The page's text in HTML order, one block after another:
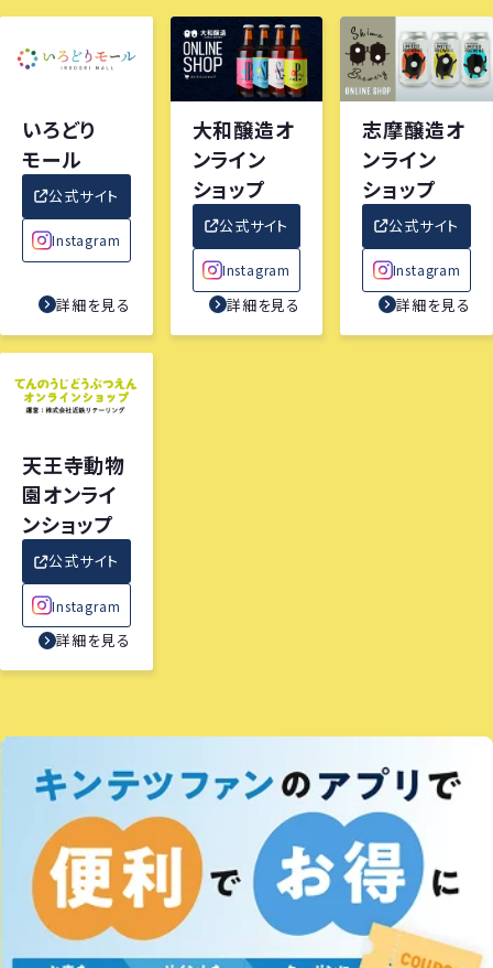
いろどり
モール
公式サイト
Instagram
詳細を見る
大和醸造オ
ンライン
ショップ
公式サイト
Instagram
詳細を見る
志摩醸造オ
ンライン
ショップ
公式サイト
Instagram
詳細を見る
天王寺動物
園オンライ
ンショップ
公式サイト
Instagram
詳細を見る